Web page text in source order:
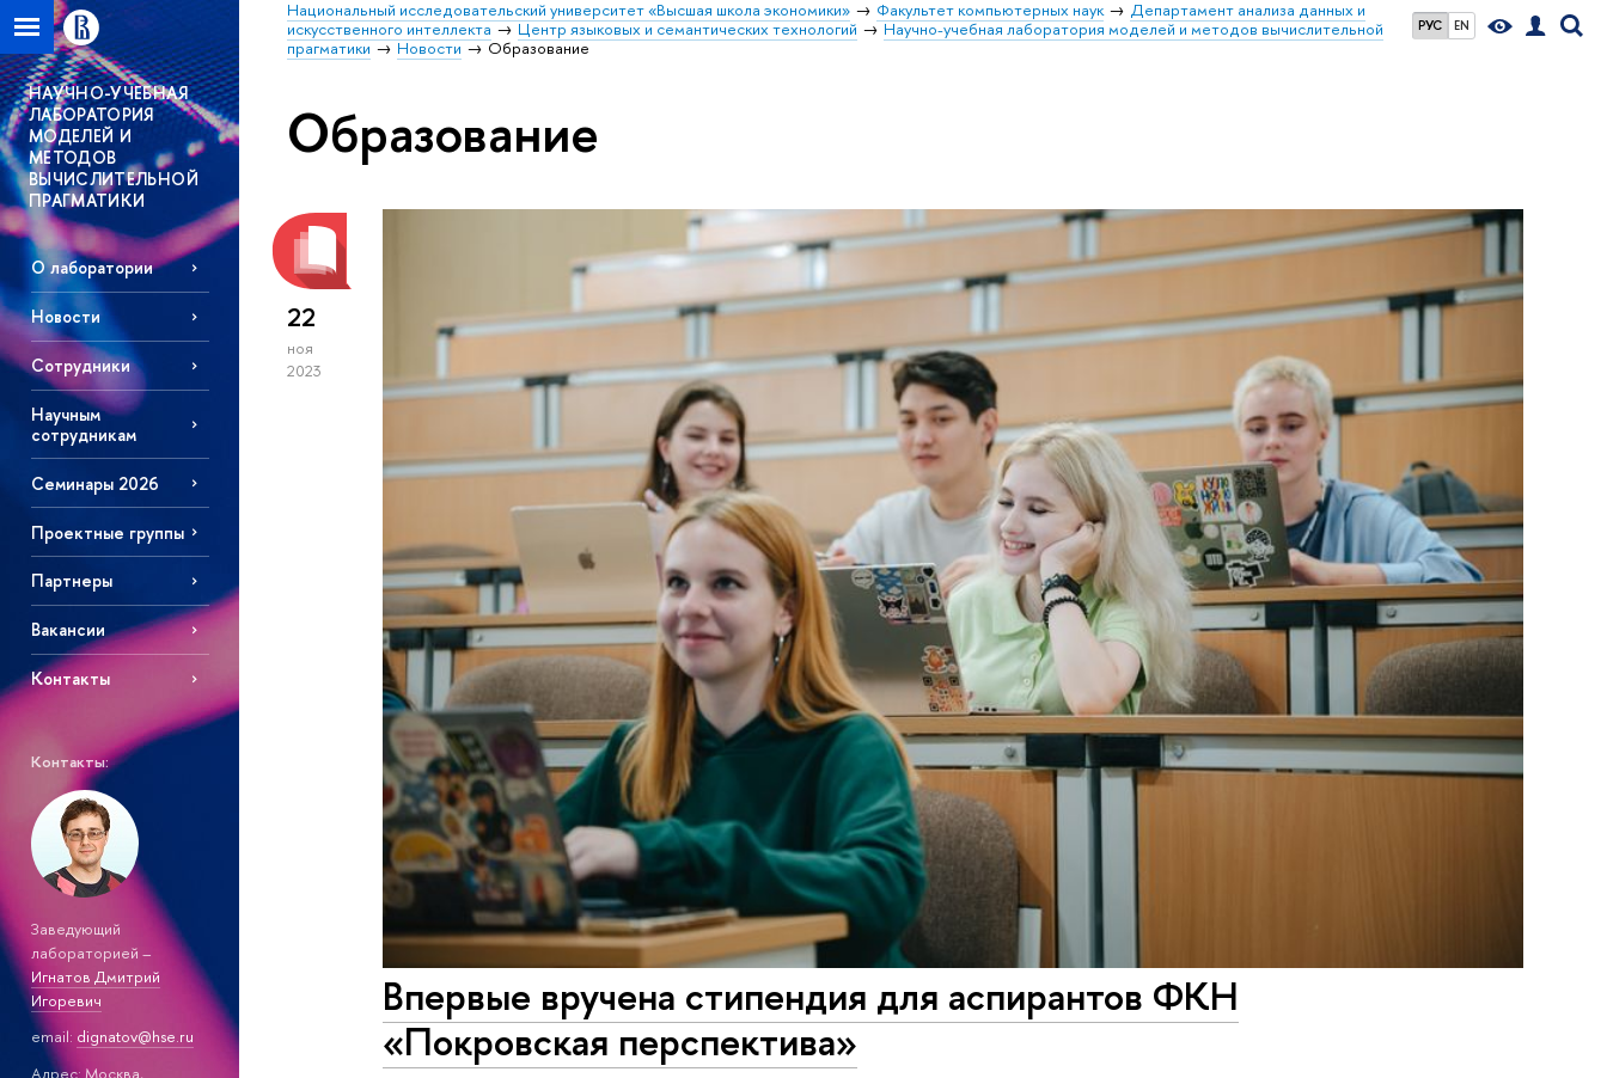
РУС EN
Национальный исследовательский университет «Высшая школа экономики» Факультет компьютерных наук
Департамент анализа данных и
искусственного интеллекта
Центр языковых и семантических технологий
Научно-учебная лаборатория моделей и методов вычислительной
прагматики
Новости Образование
НАУЧНО-УЧЕБНАЯ
ЛАБОРАТОРИЯ
МОДЕЛЕЙ И
МЕТОДОВ
ВЫЧИСЛИТЕЛЬНОЙ
ПРАГМАТИКИ
О лаборатории
Новости
Сотрудники
Научным
сотрудникам
Семинары 2026
Проектные группы
Партнеры
Вакансии
Контакты
Контакты:
Заведующий
лабораторией –
Игнатов Дмитрий
Игоревич
email: dignatov@hse.ru
Адрес: Москва,
Образование
22
ноя
2023
Впервые вручена стипендия для аспирантов ФКН
«Покровская перспектива»